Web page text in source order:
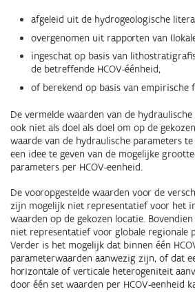
afgeleid uit de hydrogeologische
overgenomen uit rapporten van
ingeschat op basis van
de betreffende HCOV-éénheid,
of berekend op basis van empirische
De vermelde waarden van de
ook niet als doel als doel om op de
waarde van de hydraulische parameters
een idee te geven van de mogelijke
parameters per HCOV-eenheid.
De vooropgestelde waarden voor de
zijn mogelijk niet representatief voor het
waarden op de gekozen locatie.
niet representatief voor globale regionale
Verder is het mogelijk dat binnen één
parameterwaarden aanwezig zijn, of dat
horizontale of verticale heterogeniteit
door één set waarden per HCOV-eenheid